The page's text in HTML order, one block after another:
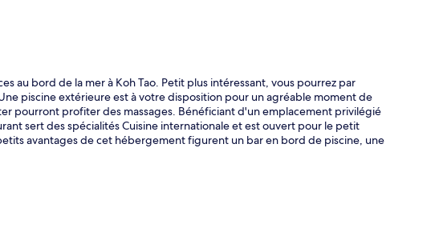
au bord de la mer à Koh Tao. Petit plus intéressant, vous pourrez par
piscine extérieure est à votre disposition pour un agréable moment de
pourront profiter des massages. Bénéficiant d'un emplacement privilégié
sert des spécialités Cuisine internationale et est ouvert pour le petit
avantages de cet hébergement figurent un bar en bord de piscine, une